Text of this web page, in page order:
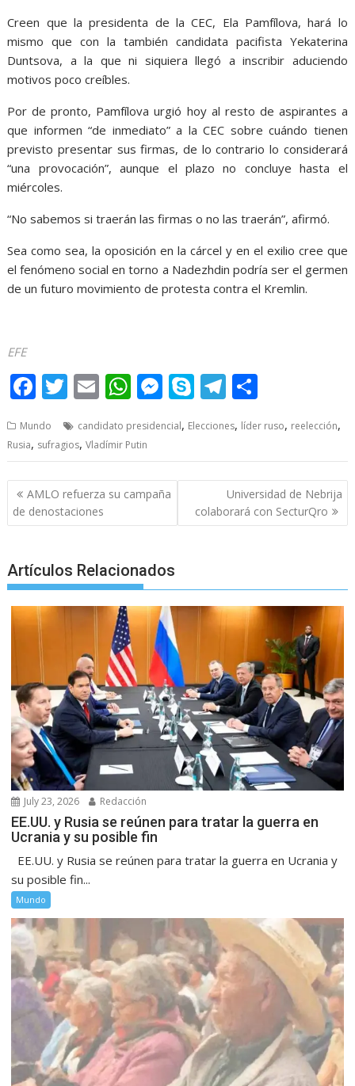
Creen que la presidenta de la CEC, Ela Pamfílova, hará lo
mismo que con la también candidata pacifista Yekaterina
Duntsova, a la que ni siquiera llegó a inscribir aduciendo
motivos poco creíbles.
Por de pronto, Pamfílova urgió hoy al resto de aspirantes a
que informen “de inmediato” a la CEC sobre cuándo tienen
previsto presentar sus firmas, de lo contrario lo considerará
“una provocación”, aunque el plazo no concluye hasta el
miércoles.
“No sabemos si traerán las firmas o no las traerán”, afirmó.
Sea como sea, la oposición en la cárcel y en el exilio cree que
el fenómeno social en torno a Nadezhdin podría ser el germen
de un futuro movimiento de protesta contra el Kremlin.
EFE
F
e
b
o
o
T
itt
er
E
ai
l
W
at
s
A
p
M
ss
e
n
S
y
p
e
T
e
gr
a
m
ar
e
Mundo candidato presidencial, Elecciones, líder ruso, reelección,
Rusia, sufragios,Vladímir Putin
Post
navigation
AMLO refuerza su campaña
de denostaciones
Universidad de Nebrija
colaborará con SecturQro
Artículos Relacionados
July 23, 2026 Redacción
EE.UU. y Rusia se reúnen para tratar la guerra en
Ucrania y su posible fin
EE.UU. y Rusia se reúnen para tratar la guerra en Ucrania y
su posible fin...
Mundo